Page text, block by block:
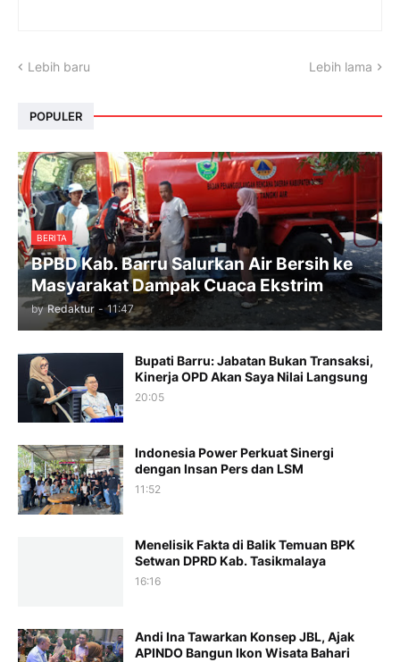
Lebih baru Lebih lama
POPULER
BERITA
BPBD Kab. Barru Salurkan Air Bersih ke
Masyarakat Dampak Cuaca Ekstrim
by Redaktur - 11:47
Bupati Barru: Jabatan Bukan Transaksi,
Kinerja OPD Akan Saya Nilai Langsung
20:05
Indonesia Power Perkuat Sinergi
dengan Insan Pers dan LSM
11:52
Menelisik Fakta di Balik Temuan BPK
Setwan DPRD Kab. Tasikmalaya
16:16
Andi Ina Tawarkan Konsep JBL, Ajak
APINDO Bangun Ikon Wisata Bahari